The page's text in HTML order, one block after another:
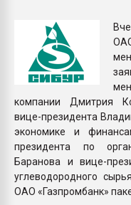
компании Дмитрия
вице-президента
экономике и
президента по
Баранова и вице-
углеводородного
ОАО «Газпромбанк»